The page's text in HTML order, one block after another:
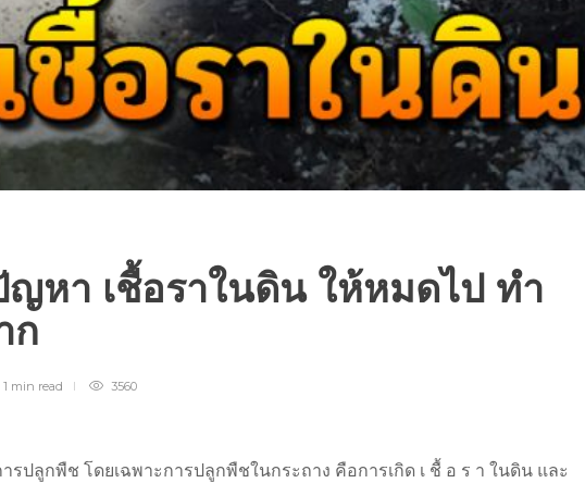
หา เชื้อราในดิน ให้หมดไป ทำ
ก
1 min read 3560
ปลูกพืช โดยเฉพาะการปลูกพืชในกระถาง คือการเกิด เ ชื้ อ ร า ในดิน และ